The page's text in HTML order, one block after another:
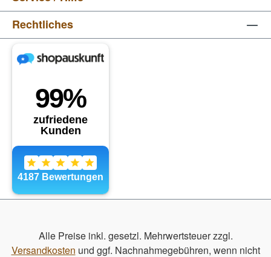
Rechtliches
Alle Preise inkl. gesetzl. Mehrwertsteuer zzgl.
Versandkosten und ggf. Nachnahmegebühren, wenn nicht